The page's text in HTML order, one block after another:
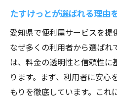
たすけっとが選ばれる理由
愛知県で便利屋サービスを提
なぜ多くの利用者から選ば
は、料金の透明性と信頼性に
ります。まず、利用者に安心
もりを徹底しています。これ